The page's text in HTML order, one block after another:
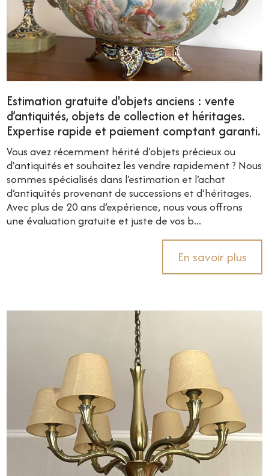
Estimation gratuite d'objets anciens : vente
d’antiquités, objets de collection et héritages.
Expertise rapide et paiement comptant garanti.
Vous avez récemment hérité d'objets précieux ou
d'antiquités et souhaitez les vendre rapidement ? Nous
sommes spécialisés dans l’estimation et l’achat
d’antiquités provenant de successions et d’héritages.
Avec plus de 20 ans d’expérience, nous vous offrons
une évaluation gratuite et juste de vos b...
En savoir plus